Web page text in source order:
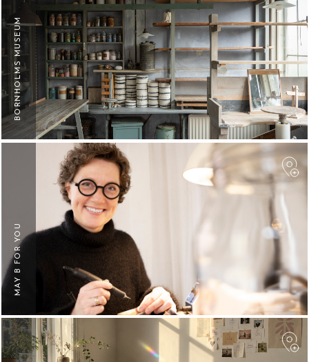
BORNHOLMS MUSEUM
MAY B FOR YOU
F
F